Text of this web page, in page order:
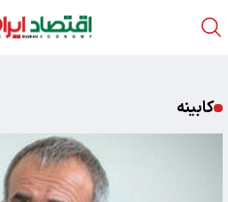
کابینه